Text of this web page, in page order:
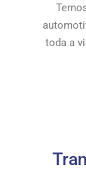
toda a